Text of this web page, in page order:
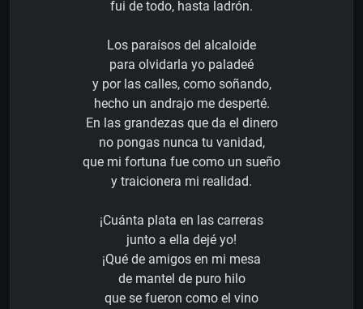
fui de todo, hasta ladrón.
Los paraísos del alcaloide
para olvidarla yo paladeé
y por las calles, como soñando,
hecho un andrajo me desperté.
En las grandezas que da el dinero
no pongas nunca tu vanidad,
que mi fortuna fue como un sueño
y traicionera mi realidad.
¡Cuánta plata en las carreras
junto a ella dejé yo!
¡Qué de amigos en mi mesa
de mantel de puro hilo
que se fueron como el vino